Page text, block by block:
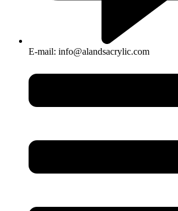
E-mail: info@alandsacrylic.com